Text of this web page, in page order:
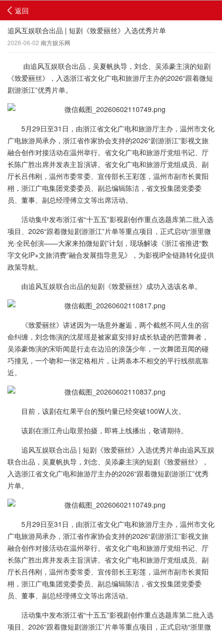
返回
追风互娱联合出品 | 短剧《致爱丽丝》入选优秀片单
2026-06-02 南方娱乐网
由追风互娱联合出品，吴夏帆执导，刘念、吴添豪主演的短剧
《致爱丽丝》，入选浙江省文化广电和旅游厅主办的2026“跟着微短
剧游浙江”优秀片单。
5月29日至31日，由浙江省文化广电和旅游厅主办，温州市文化
广电旅游局承办，浙江省作家协会支持的2026“剧游浙江”影视文旅
融合创作对接活动在温州举行。省文化广电和旅游厅党组书记、厅
长陈广胜出席并发表主旨演讲。省文化广电和旅游厅党组成员、副
厅长吕伟刚，温州市委常委、宣传部长王彩莲，温州市副市长黄阳
栩，浙江广电集团党委委员、副总编辑陈洁，省文投集团党委委
员、董事、副总经理傅立文等出席活动。
活动集中发布浙江省“十五五”影视剧创作重点选题库第二批入选
项目、2026“跟着微短剧游浙江”片单等重点项目，正式启动“浙里微
光·全民创演——大家来拍微短剧”计划，现场解读《浙江省推进“数
字文化IP+文旅消费”融合发展指导意见》，为影视IP全链路转化提供
政策导航。
由追风互娱联合出品的短剧《致爱丽丝》成功入选该名单。
《致爱丽丝》讲述因为一场意外邂逅，两个截然不同人生的宿
命纠缠，刘念饰演的沈星瑶是被家庭安排好成长轨迹的芭蕾舞者，
吴添豪饰演的宋听闻是行走在边沿的浪荡少年，一次舞团丑闻的碰
巧撞见，一个吻和一张定格相片，让两条本不相交的平行线彻底靠
近。
目前，该剧在红果平台的预约量已经突破100W人次。
该剧在浙江舟山取景拍摄，即将上线播出，敬请期待。
追风互娱联合出品 | 短剧《致爱丽丝》入选优秀片单由追风互娱
联合出品，吴夏帆执导，刘念、吴添豪主演的短剧《致爱丽丝》，
入选浙江省文化广电和旅游厅主办的2026“跟着微短剧游浙江”优秀
片单。
5月29日至31日，由浙江省文化广电和旅游厅主办，温州市文化
广电旅游局承办，浙江省作家协会支持的2026“剧游浙江”影视文旅
融合创作对接活动在温州举行。省文化广电和旅游厅党组书记、厅
长陈广胜出席并发表主旨演讲。省文化广电和旅游厅党组成员、副
厅长吕伟刚，温州市委常委、宣传部长王彩莲，温州市副市长黄阳
栩，浙江广电集团党委委员、副总编辑陈洁，省文投集团党委委
员、董事、副总经理傅立文等出席活动。
活动集中发布浙江省“十五五”影视剧创作重点选题库第二批入选
项目、2026“跟着微短剧游浙江”片单等重点项目，正式启动“浙里微